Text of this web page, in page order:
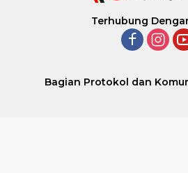
Terhubung
Bagian Protokol dan